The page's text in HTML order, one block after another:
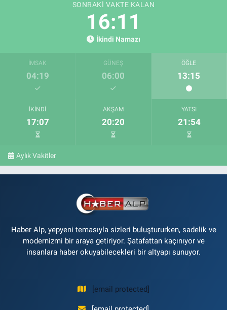
SONRAKI VAKTE KALAN
16:10
İkindi Namazı
İMSAK
04:19
GÜNEŞ
06:00
ÖĞLE
13:15
İKINDI
17:07
AKŞAM
20:20
YATSI
21:54
Aylık Vakitler
Haber Alp, yepyeni temasıyla sizleri buluştururken, sadelik ve
modernizmi bir araya getiriyor. Şatafattan kaçınıyor ve
insanlara haber okuyabilecekleri bir altyapı sunuyor.
[email protected]